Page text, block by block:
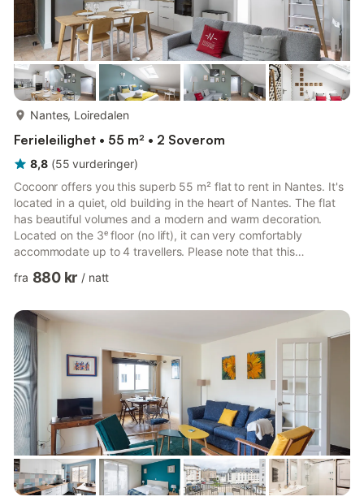
Nantes, Loiredalen
Ferieleilighet • 55 m² • 2 Soverom
8,8 (55 vurderinger)
Cocoonr offers you this superb 55 m² flat to rent in Nantes. It's
located in a quiet, old building in the heart of Nantes. The flat
has beautiful volumes and a modern and warm decoration.
Located on the 3ᵉ floor (no lift), it can very comfortably
accommodate up to 4 travellers. Please note that this
accommodation consists of a living room, a fitted kitchen, a
is provided, with beds made up on arrival. We're waiting for
you! The accommodation comprises - A lounge area with sof...
fra 880 kr / natt